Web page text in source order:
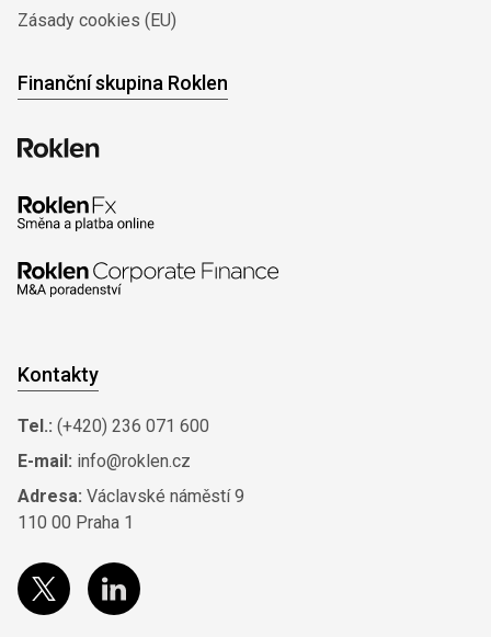
Zásady cookies (EU)
Finanční skupina Roklen
Kontakty
Tel.: (+420) 236 071 600
E-mail: info@roklen.cz
Adresa: Václavské náměstí 9
110 00 Praha 1